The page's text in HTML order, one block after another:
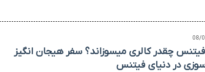
08/
چقدر کالری میسوزاند؟ سفر هیجان انگیز
در دنیای فیتنس